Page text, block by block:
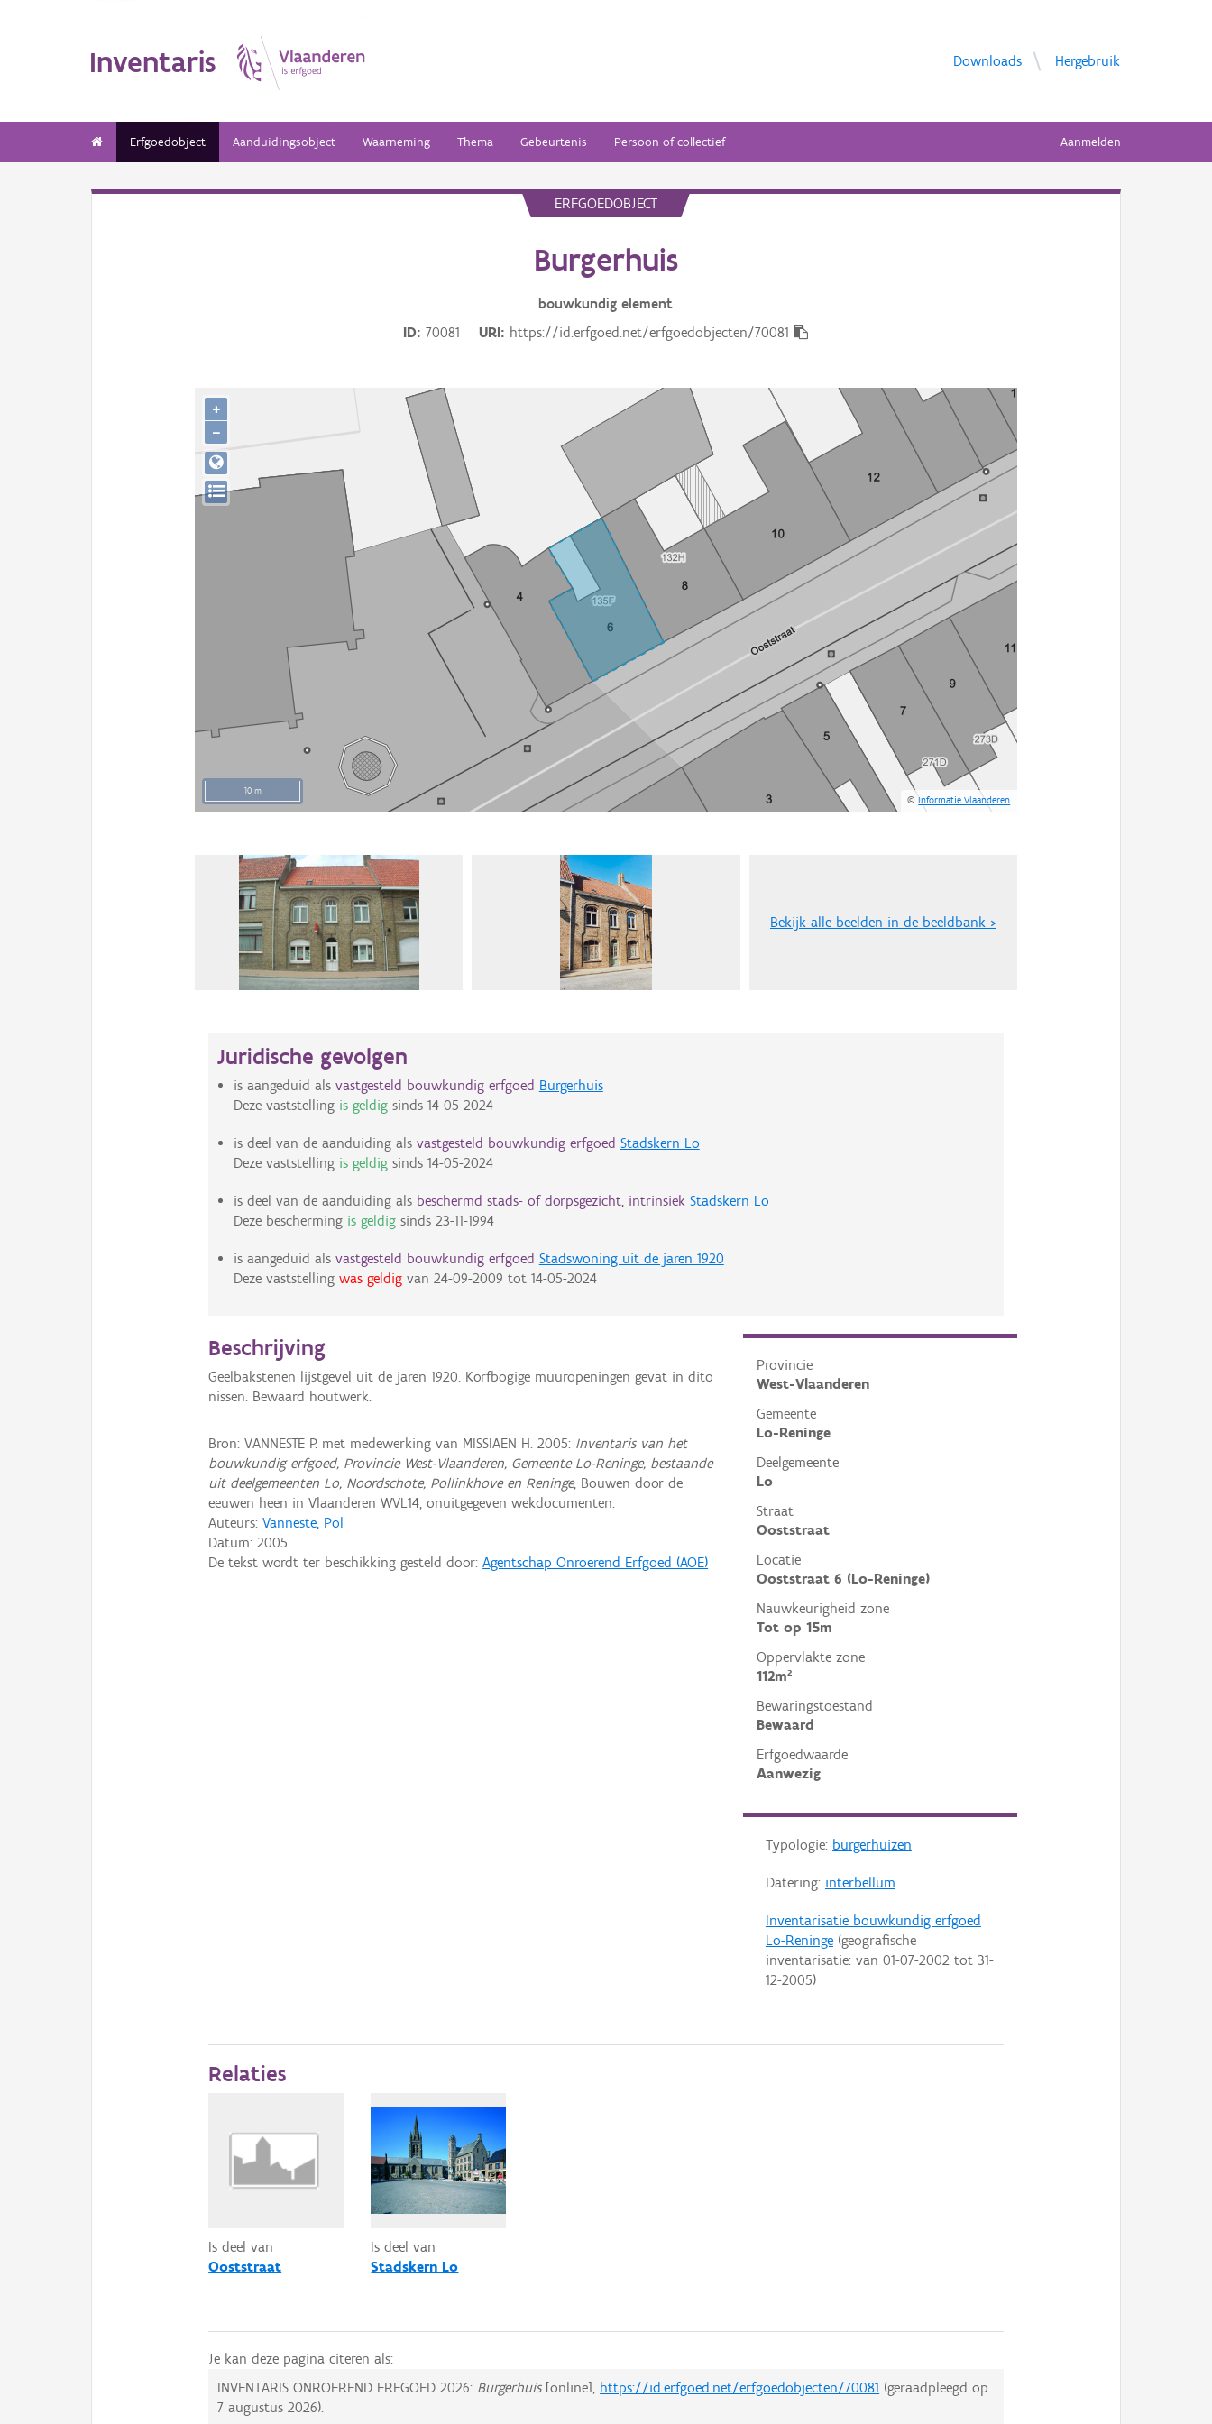
Inventaris Downloads Hergebruik
Erfgoedobject Aanduidingsobject Waarneming Thema Gebeurtenis Persoon of collectief Aanmelden
ERFGOEDOBJECT
Burgerhuis
bouwkundig element
ID
70081 URI https://id.erfgoed.net/erfgoedobjecten/70081
10 m
©Informatie Vlaanderen
+
−
Bekijk alle beelden in de beeldbank >
Juridische gevolgen
is aangeduid als vastgesteld bouwkundig erfgoed Burgerhuis
Deze vaststelling is geldigsinds 14-05-2024
is deel van de aanduiding als vastgesteld bouwkundig erfgoed Stadskern Lo
Deze vaststelling is geldigsinds 14-05-2024
is deel van de aanduiding als beschermd stads- of dorpsgezicht, intrinsiek Stadskern Lo
Deze bescherming is geldigsinds 23-11-1994
is aangeduid als vastgesteld bouwkundig erfgoed Stadswoning uit de jaren 1920
Deze vaststelling was geldigvan 24-09-2009 tot 14-05-2024
Provincie
West-Vlaanderen
Gemeente
Lo-Reninge
Deelgemeente
Lo
Straat
Ooststraat
Locatie
Ooststraat 6 (Lo-Reninge)
Nauwkeurigheid zone
Tot op 15m
Oppervlakte zone
112m²
Bewaringstoestand
Bewaard
Erfgoedwaarde
Aanwezig
Typologie: burgerhuizen
Datering: interbellum
Inventarisatie bouwkundig erfgoed
Lo-Reninge(geografische
inventarisatie: van 01-07-2002tot 31-
12-2005)
Beschrijving
Geelbakstenen lijstgevel uit de jaren 1920. Korfbogige muuropeningen gevat in dito
nissen. Bewaard houtwerk.
Bron: VANNESTE P. met medewerking van MISSIAEN H. 2005: Inventaris van het
bouwkundig erfgoed, Provincie West-Vlaanderen, Gemeente Lo-Reninge, bestaande
uit deelgemeenten Lo, Noordschote, Pollinkhove en Reninge, Bouwen door de
eeuwen heen in Vlaanderen WVL14, onuitgegeven wekdocumenten.
Auteurs:Vanneste, Pol
Datum:2005
De tekst wordt ter beschikking gesteld door:Agentschap Onroerend Erfgoed (AOE)
Relaties
Is deel van
Ooststraat
Is deel van
Stadskern Lo
Je kan deze pagina citeren als:
INVENTARIS ONROEREND ERFGOED 2026: Burgerhuis[online], https://id.erfgoed.net/erfgoedobjecten/70081 (geraadpleegd op
7 augustus 2026).